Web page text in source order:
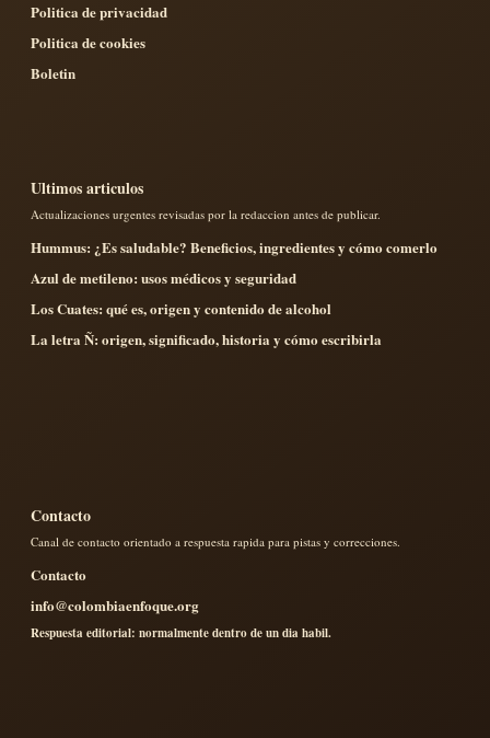
Politica de privacidad
Politica de cookies
Boletin
Ultimos articulos
Actualizaciones urgentes revisadas por la redaccion antes de publicar.
Hummus: ¿Es saludable? Beneficios, ingredientes y cómo comerlo
Azul de metileno: usos médicos y seguridad
Los Cuates: qué es, origen y contenido de alcohol
La letra Ñ: origen, significado, historia y cómo escribirla
Contacto
Canal de contacto orientado a respuesta rapida para pistas y correcciones.
Contacto
info@colombiaenfoque.org
Respuesta editorial: normalmente dentro de un dia habil.